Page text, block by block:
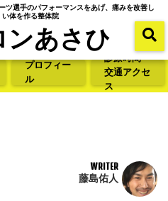
ツ選手のパフォーマンスをあげ、痛みを改善し
い体を作る整体院
ンあさひ
プロフィー
ル
診療時間・
交通アクセ
ス
WRITER
藤島佑人